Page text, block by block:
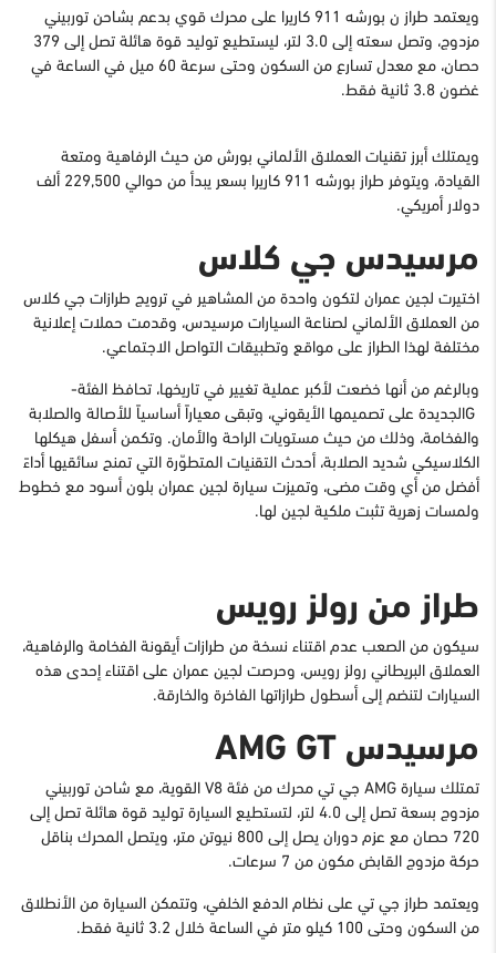
ويعتمد طراز ن بورشه 911 كاريرا على محرك قوي بدعم بشاحن توربيني
مزدوج، وتصل سعته إلى 3.0 لتر، ليستطيع توليد قوة هائلة تصل إلى 379
حصان، مع معدل تسارع من السكون وحتى سرعة 60 ميل في الساعة في
غضون 3.8 ثانية فقط.
ويمتلك أبرز تقنيات العملاق الألماني بورش من حيث الرفاهية ومتعة
القيادة، ويتوفر طراز بورشه 911 كاريرا بسعر يبدأ من حوالي 229,500 ألف
دولار أمريكي.
مرسيدس جي كلاس
اختيرت لجين عمران لتكون واحدة من المشاهير في ترويج طرازات جي كلاس
من العملاق الألماني لصناعة السيارات مرسيدس، وقدمت حملات إعلانية
مختلفة لهذا الطراز على مواقع وتطبيقات التواصل الاجتماعي.
وبالرغم من أنها خضعت لأكبر عملية تغيير في تاريخها، تحافظ الفئة-
Gالجديدة على تصميمها الأيقوني، وتبقى معياراً أساسياً للأصالة والصلابة
والفخامة، وذلك من حيث مستويات الراحة والأمان. وتكمن أسفل هيكلها
الكلاسيكي شديد الصلابة، أحدث التقنيات المتطوّرة التي تمنح سائقيها أداءً
أفضل من أي وقت مضى، وتميزت سيارة لجين عمران بلون أسود مع خطوط
ولمسات زهرية تثبت ملكية لجين لها.
طراز من رولز رويس
سيكون من الصعب عدم اقتناء نسخة من طرازات أيقونة الفخامة والرفاهية،
العملاق البريطاني رولز رويس، وحرصت لجين عمران على اقتناء إحدى هذه
السيارات لتنضم إلى أسطول طرازاتها الفاخرة والخارقة.
مرسيدسAMG GT
تمتلك سيارةAMG جي تي محرك من فئةV8القوية، مع شاحن توربيني
مزدوج بسعة تصل إلى 4.0 لتر، لتستطيع السيارة توليد قوة هائلة تصل إلى
720 حصان مع عزم دوران يصل إلى 800 نيوتن متر، ويتصل المحرك بناقل
حركة مزدوج القابض مكون من 7 سرعات.
ويعتمد طراز جي تي على نظام الدفع الخلفي، وتتمكن السيارة من الأنطلاق
من السكون وحتى 100 كيلو متر في الساعة خلال 3.2 ثانية فقط.